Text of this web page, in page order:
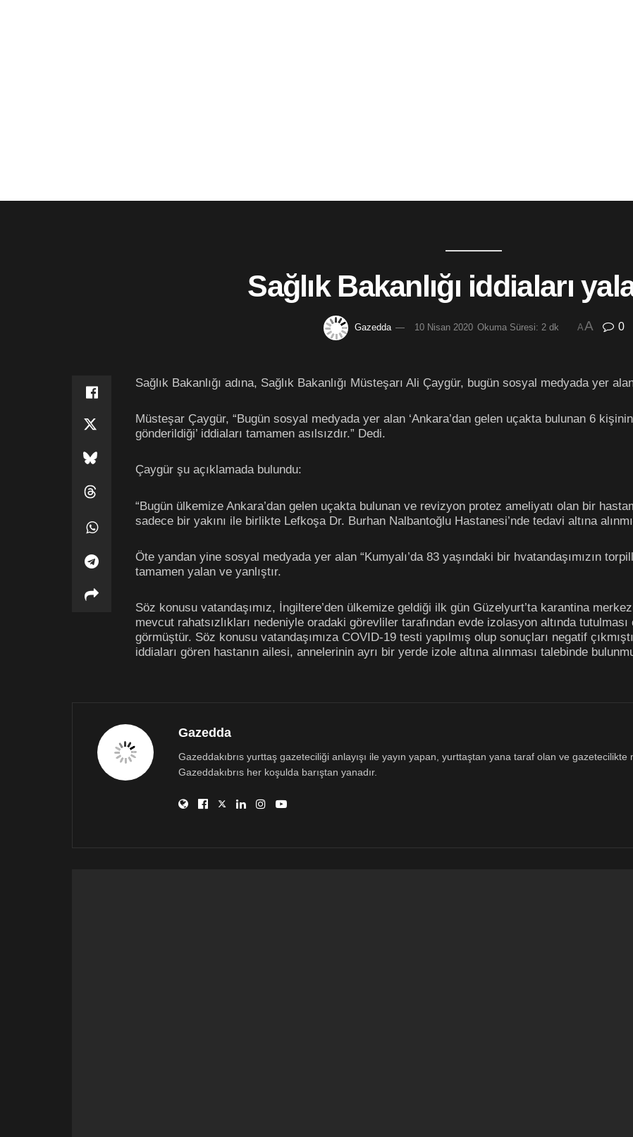
Sağlık Bakanlığı iddiaları
Gazedda 10 Nisan 2020 Okuma Süresi: 2 dk AA 0
Sağlık Bakanlığı adına, Sağlık Bakanlığı Müsteşarı Ali Çaygür, bugün sosyal medyada yer
Müsteşar Çaygür, “Bugün sosyal medyada yer alan ‘Ankara’dan gelen uçakta bulunan 6 kişinin
gönderildiği’ iddiaları tamamen asılsızdır.” Dedi.
Çaygür şu açıklamada bulundu:
“Bugün ülkemize Ankara’dan gelen uçakta bulunan ve revizyon protez ameliyatı olan bir
sadece bir yakını ile birlikte Lefkoşa Dr. Burhan Nalbantoğlu Hastanesi’nde tedavi altına
Öte yandan yine sosyal medyada yer alan “Kumyalı’da 83 yaşındaki bir hvatandaşımızın
tamamen yalan ve yanlıştır.
Söz konusu vatandaşımız, İngiltere’den ülkemize geldiği ilk gün Güzelyurt’ta karantina
mevcut rahatsızlıkları nedeniyle oradaki görevliler tarafından evde izolasyon altında
görmüştür. Söz konusu vatandaşımıza COVID-19 testi yapılmış olup sonuçları negatif
iddiaları gören hastanın ailesi, annelerinin ayrı bir yerde izole altına alınması talebinde
Gazedda
Gazeddakıbrıs yurttaş gazeteciliği anlayışı ile yayın yapan, yurttaştan yana taraf olan ve gazetecilikte
Gazeddakıbrıs her koşulda barıştan yanadır.